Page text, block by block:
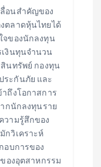
อนสำคัญของ
ตลาดหุ้นไทยได้
จของนักลงทุน
งินทุนจำนวน
นทรัพย์ กองทุน
ระกันภัย และ
ถึงโอกาสการ
กนักลงทุนราย
วามรู้สึกของ
วิเคราะห์
อบการของ
องอุตสาหกรรม